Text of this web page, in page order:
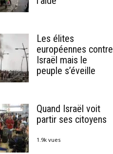
Les élites
européennes contre
Israël mais le
peuple s’éveille
Quand Israël voit
partir ses citoyens
1.9k vues